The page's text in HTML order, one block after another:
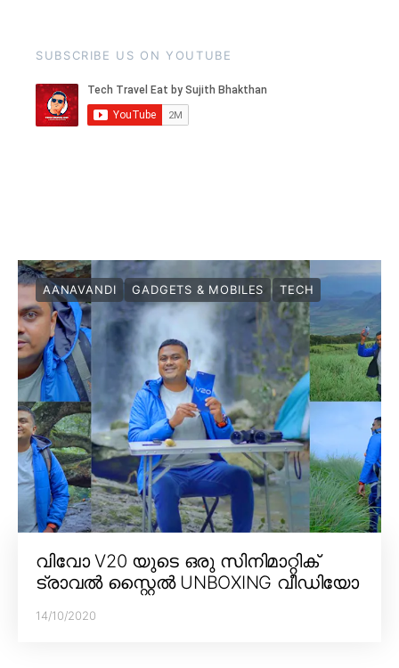
SUBSCRIBE US ON YOUTUBE
AANAVANDI GADGETS & MOBILES TECH
വിവോ V20 യുടെ ഒരു സിനിമാറ്റിക്
ട്രാവൽ സ്റ്റൈൽ UNBOXING വീഡിയോ
14/10/2020